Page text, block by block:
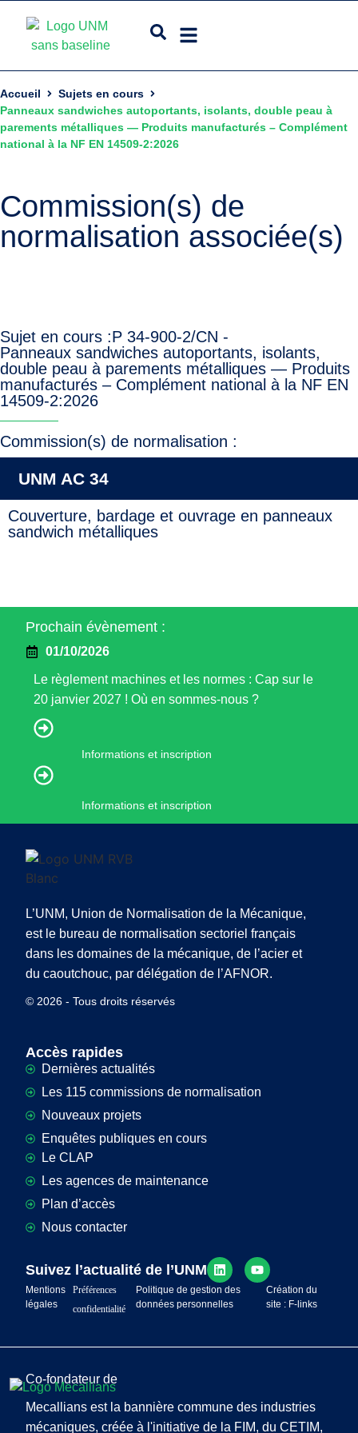
Accueil
Sujets en cours
Panneaux sandwiches autoportants, isolants, double peau à
parements métalliques — Produits manufacturés – Complément
national à la NF EN 14509-2:2026
Commission(s) de
normalisation associée(s)
Sujet en cours :P 34-900-2/CN -
Panneaux sandwiches autoportants, isolants,
double peau à parements métalliques — Produits
manufacturés – Complément national à la NF EN
14509-2:2026
Commission(s) de normalisation :
UNM AC 34
Couverture, bardage et ouvrage en panneaux
sandwich métalliques
Prochain évènement :
01/10/2026
Le règlement machines et les normes : Cap sur le
20 janvier 2027 ! Où en sommes-nous ?
Informations et inscription
Informations et inscription
L’UNM, Union de Normalisation de la Mécanique,
est le bureau de normalisation sectoriel français
dans les domaines de la mécanique, de l’acier et
du caoutchouc, par délégation de l’AFNOR.
© 2026 - Tous droits réservés
Accès rapides
Dernières actualités
Les 115 commissions de normalisation
Nouveaux projets
Enquêtes publiques en cours
Le CLAP
Les agences de maintenance
Plan d’accès
Nous contacter
Suivez l’actualité de l’UNM
Mentions
légales
Préférences
confidentialité
Politique de gestion des
données personnelles
Création du
site : F-links
Co-fondateur de
Mecallians est la bannière commune des industries
mécaniques, créée à l'initiative de la FIM, du CETIM,